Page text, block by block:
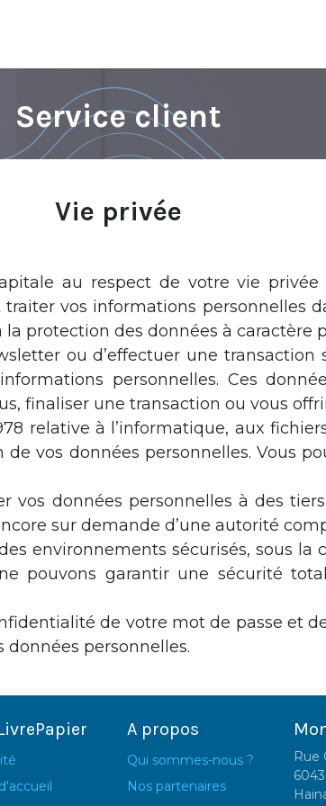
Service client
Vie privée
au respect de votre vie
traiter vos informations personnelles
protection des données à caractère
ou d’effectuer une
personnelles. Ces
finaliser une transaction ou vous
relative à l’informatique, aux
vos données personnelles. Vous
vos données personnelles à des
sur demande d’une autorité
environnements sécurisés, sous la
pouvons garantir une sécurité
de votre mot de passe et
personnelles.
A propos
Qui sommes-nous ?
Nos partenaires
Rue